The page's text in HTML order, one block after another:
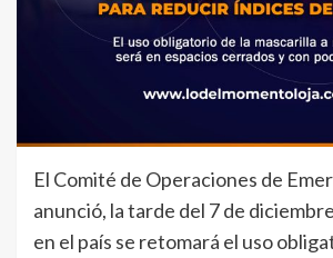
El Comité de Operaciones de
anunció, la tarde del 7 de
en el país se retomará el uso